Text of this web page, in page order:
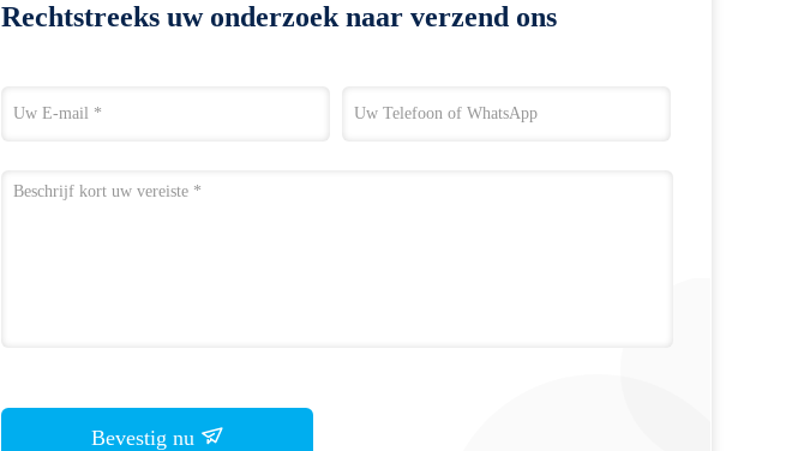
Rechtstreeks uw onderzoek naar verzend ons
Bevestig nu